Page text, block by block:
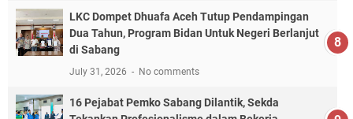
LKC Dompet Dhuafa Aceh Tutup Pendampingan
Dua Tahun, Program Bidan Untuk Negeri Berlanjut
di Sabang
July 31, 2026 No comments
16 Pejabat Pemko Sabang Dilantik, Sekda